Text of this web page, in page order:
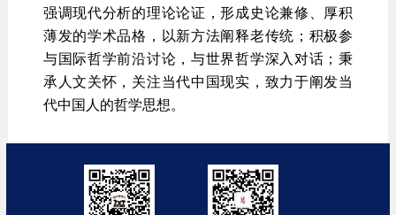
强调现代分析的理论论证，形成史论兼修、厚积
薄发的学术品格，以新方法阐释老传统；积极参
与国际哲学前沿讨论，与世界哲学深入对话；秉
承人文关怀，关注当代中国现实，致力于阐发当
代中国人的哲学思想。